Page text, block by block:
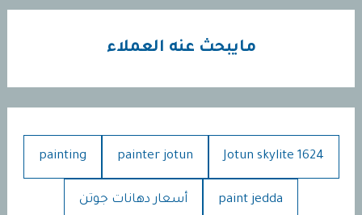
مايبحث عنه العملاء
Jotun skylite 1624
painter jotun
painting
paint jedda أسعار دهانات جوتن